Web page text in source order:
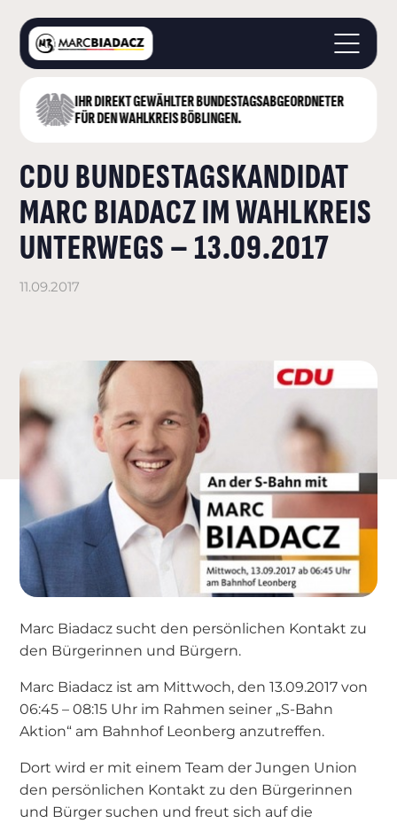
IHR DIREKT GEWÄHLTER BUNDESTAGS­ABGEORDNETER
FÜR DEN WAHLKREIS BÖBLINGEN.
STARTSEITE
LANDKREIS BÖBLINGEN
DEUTSCHER BUNDESTAG
AKTUELLES
KONTAKT
CDU BUNDESTAGSKANDIDAT
MARC BIADACZ IM WAHLKREIS
UNTERWEGS – 13.09.2017
11.09.2017
Marc Biadacz sucht den persönlichen Kontakt zu
den Bürgerinnen und Bürgern.
Marc Biadacz ist am Mittwoch, den 13.09.2017 von
06:45 – 08:15 Uhr im Rahmen seiner „S-Bahn
Aktion“ am Bahnhof Leonberg anzutreffen.
Dort wird er mit einem Team der Jungen Union
den persönlichen Kontakt zu den Bürgerinnen
und Bürger suchen und freut sich auf die